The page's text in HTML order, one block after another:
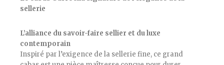
sellerie
​L’alliance du savoir-faire sellier et du luxe
contemporain
Inspiré par l’exigence de la sellerie fine, ce grand